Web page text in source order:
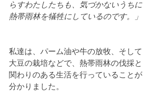
らすわたしたちも、気づかないうちに
熱帯雨林を犠牲にしているのです。」
私達は、パーム油や牛の放牧、そして
大豆の栽培などで、熱帯雨林の伐採と
関わりのある生活を行っていることが
分かりました。